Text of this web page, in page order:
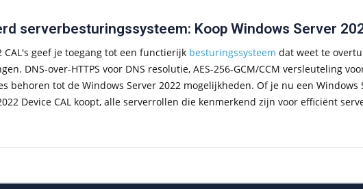
serverbesturingssysteem: Koop Windows Server
CAL's geef je toegang tot een functierijk besturingssysteem dat weet te
DNS-over-HTTPS voor DNS resolutie, AES-256-GCM/CCM versleuteling
behoren tot de Windows Server 2022 mogelijkheden. Of je nu een Windows
Device CAL koopt, alle serverrollen die kenmerkend zijn voor efficiënt